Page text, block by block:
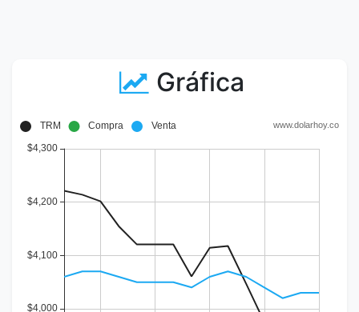
Gráfica